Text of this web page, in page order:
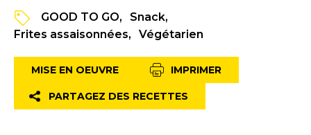
GOOD TO GO
Snack
Frites assaisonnées
Végétarien
MISE EN OEUVRE IMPRIMER
PARTAGEZ DES RECETTES